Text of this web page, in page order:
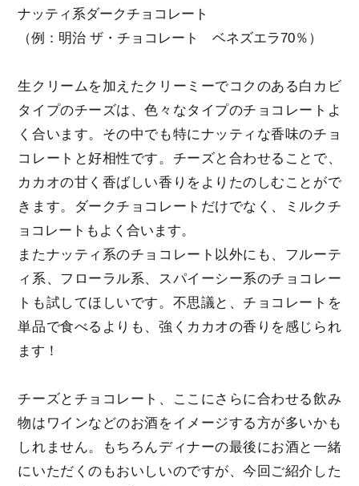
ナッティ系ダークチョコレート
（例：明治 ザ・チョコレート ベネズエラ70％）
生クリームを加えたクリーミーでコクのある白カビ
タイプのチーズは、色々なタイプのチョコレートよ
く合います。その中でも特にナッティな香味のチョ
コレートと好相性です。チーズと合わせることで、
カカオの甘く香ばしい香りをよりたのしむことがで
きます。ダークチョコレートだけでなく、ミルクチ
ョコレートもよく合います。
またナッティ系のチョコレート以外にも、フルーテ
ィ系、フローラル系、スパイーシー系のチョコレー
トも試してほしいです。不思議と、チョコレートを
単品で食べるよりも、強くカカオの香りを感じられ
ます！
チーズとチョコレート、ここにさらに合わせる飲み
物はワインなどのお酒をイメージする方が多いかも
しれません。もちろんディナーの最後にお酒と一緒
にいただくのもおいしいのですが、今回ご紹介した